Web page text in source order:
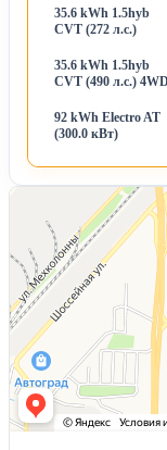
35.6 kWh 1.5hyb
CVT (272 л.с.)
35.6 kWh 1.5hyb
CVT (490 л.с.) 4WD
92 kWh Electro AT
(300.0 кВт)